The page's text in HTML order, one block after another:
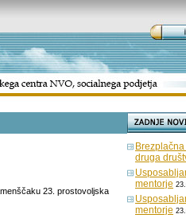
23. prostovoljska
druga
mentorje
mentorje